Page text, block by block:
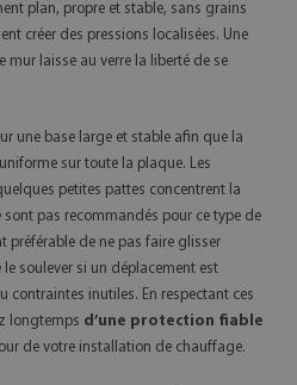
plan, propre et stable, sans grains
créer des pressions localisées. Une
mur laisse au verre la liberté de se
une base large et stable afin que la
sur toute la plaque. Les
petites pattes concentrent la
pas recommandés pour ce type de
préférable de ne pas faire glisser
soulever si un déplacement est
contraintes inutiles. En respectant ces
longtemps d’une protection fiable
de votre installation de chauffage.